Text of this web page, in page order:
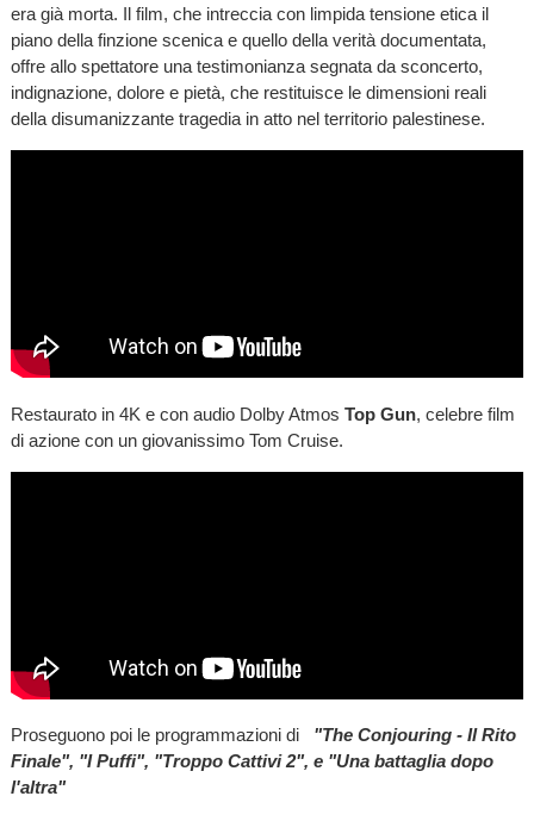
era già morta. Il film, che intreccia con limpida tensione etica il
piano della finzione scenica e quello della verità documentata,
offre allo spettatore una testimonianza segnata da sconcerto,
indignazione, dolore e pietà, che restituisce le dimensioni reali
della disumanizzante tragedia in atto nel territorio palestinese.
Restaurato in 4K e con audio Dolby Atmos Top Gun, celebre film
di azione con un giovanissimo Tom Cruise.
Proseguono poi le programmazioni di"The Conjouring - Il Rito
Finale", "I Puffi", "Troppo Cattivi 2", e "Una battaglia dopo
l'altra"